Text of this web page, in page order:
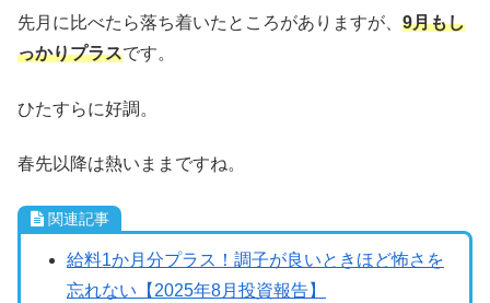
先月に比べたら落ち着いたところがありますが、 9月もし
っかりプラスです。
ひたすらに好調。
春先以降は熱いままですね。
関連記事
給料1か月分プラス！調子が良いときほど怖さを
忘れない【2025年8月投資報告】